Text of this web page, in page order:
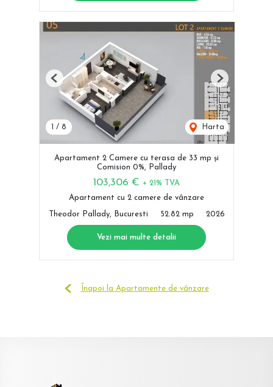
1 / 8 Harta
Previous Next
Apartament 2 Camere cu terasa de 33 mp și
Comision 0%, Pallady
103,306 € + 21% TVA
Apartament cu 2 camere de vânzare
Theodor Pallady, Bucuresti 52.82 mp 2026
Vezi mai multe detalii
Înapoi la Apartamente de vânzare